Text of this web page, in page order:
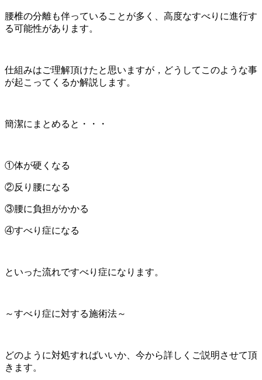
腰椎の分離も伴っていることが多く、高度なすべりに進行す
る可能性があります。
仕組みはご理解頂けたと思いますが，どうしてこのような事
が起こってくるか解説します。
簡潔にまとめると・・・
①体が硬くなる
②反り腰になる
③腰に負担がかかる
④すべり症になる
といった流れですべり症になります。
～すべり症に対する施術法～
どのように対処すればいいか、今から詳しくご説明させて頂
きます。